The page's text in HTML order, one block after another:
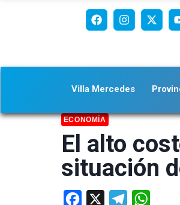
Villa Mercedes
ECONOMÍA
El alto
situación
Facebook Telegram